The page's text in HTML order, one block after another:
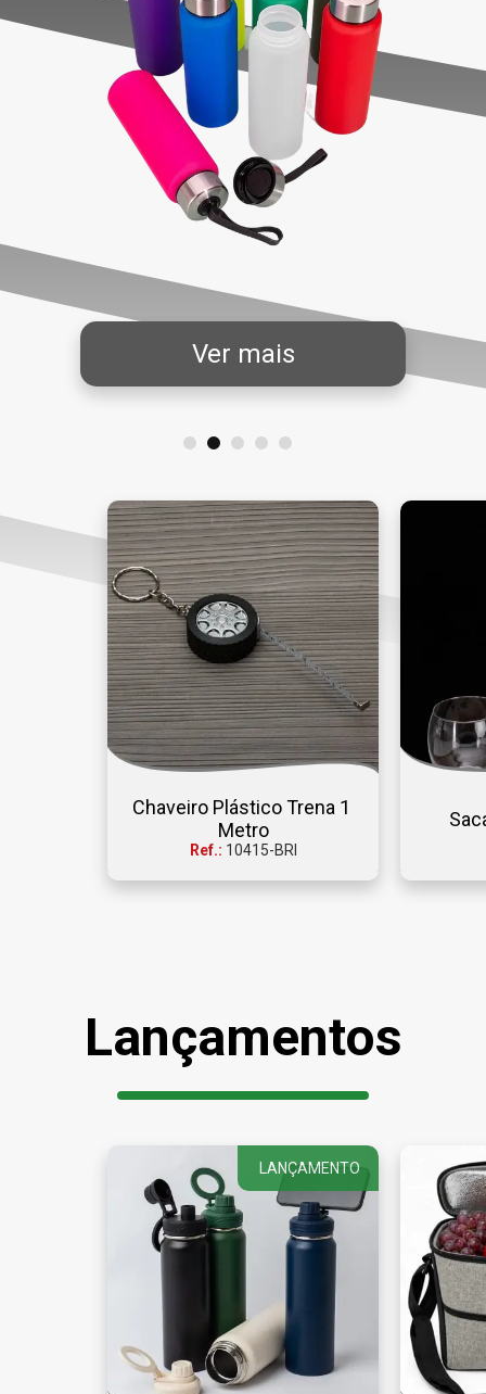
Chaveiro Plástico Trena 1
Metro
Ref.: 10415-BRI
Lançamentos
LANÇAMENTO